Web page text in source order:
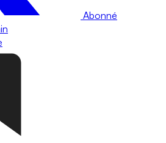
Abonné